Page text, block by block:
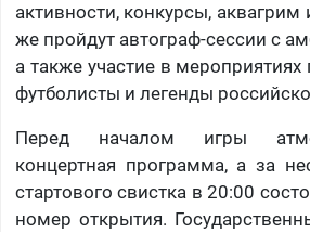
активности, конкурсы,
же пройдут автограф-сессии с
а также участие в
футболисты и легенды
Перед началом игры
концертная программа, а за
стартового свистка в 20:00
номер открытия.